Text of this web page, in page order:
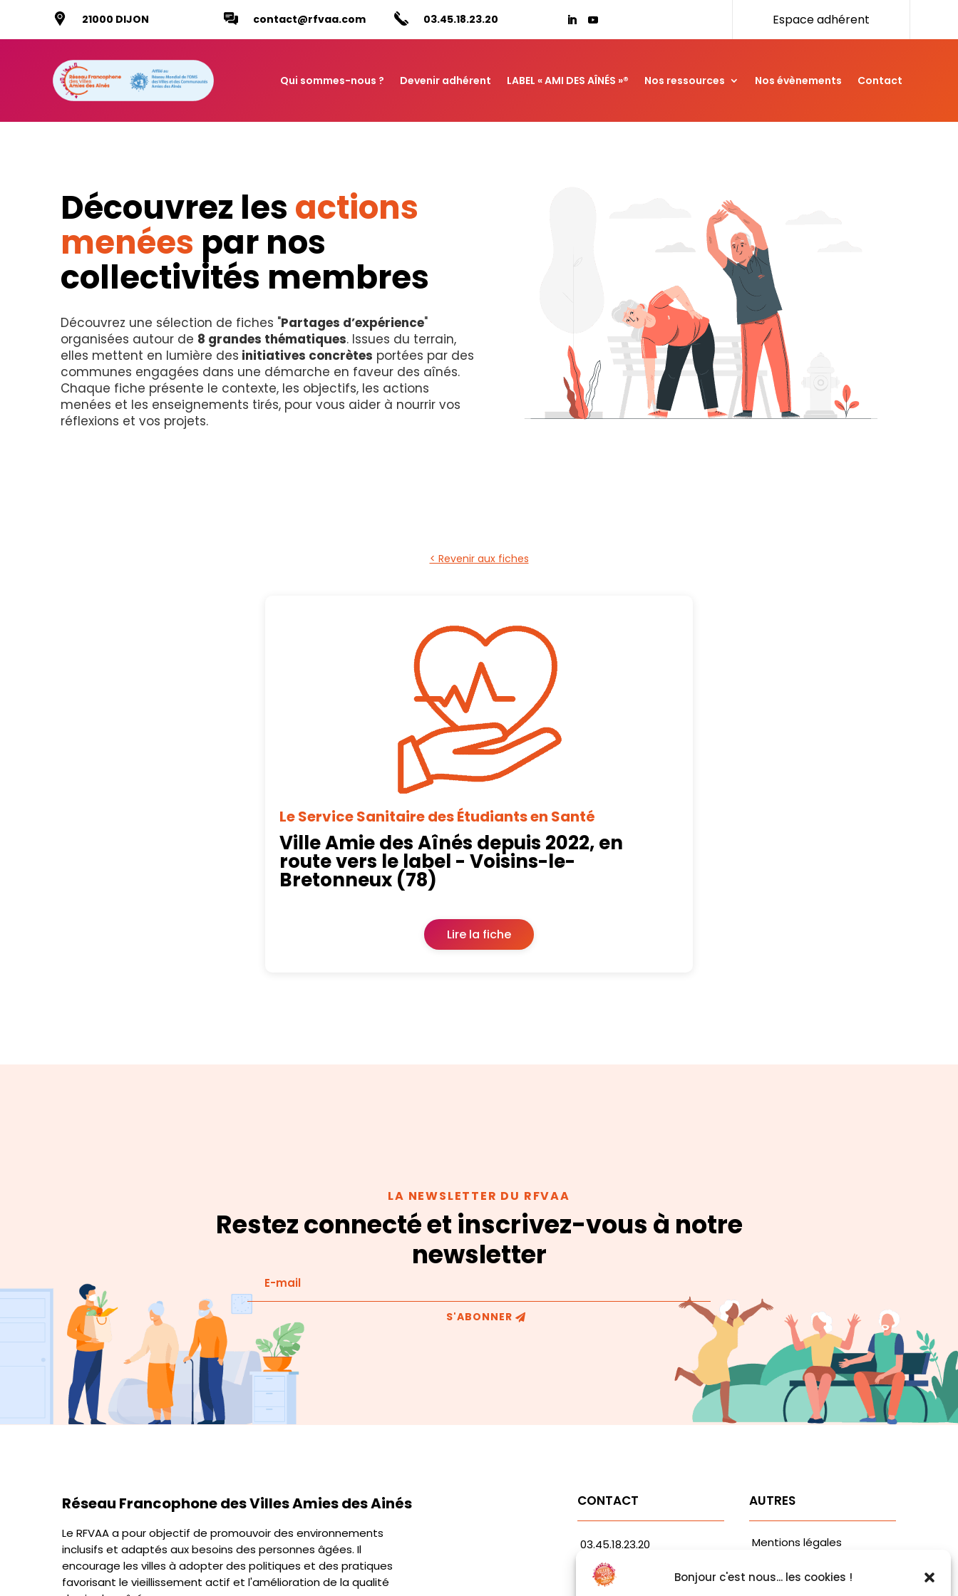
Bonjour c'est nous... les cookies !
21000 DIJON contact@rfvaa.com 03.45.18.23.20 Espace adhérent
Qui sommes-nous ? Devenir adhérent LABEL « AMI DES AÎNÉS »® Nos ressources Nos évènements Contact
Découvrez les actions
menées par nos
collectivités membres
Découvrez une sélection de fiches "Partages d’expérience"
organisées autour de 8 grandes thématiques. Issues du terrain,
elles mettent en lumière des initiatives concrètes portées par des
communes engagées dans une démarche en faveur des aînés.
Chaque fiche présente le contexte, les objectifs, les actions
menées et les enseignements tirés, pour vous aider à nourrir vos
réflexions et vos projets.
< Revenir aux fiches
Le Service Sanitaire des Étudiants en Santé
Ville Amie des Aînés depuis 2022, en
route vers le label - Voisins-le-
Bretonneux (78)
Lire la fiche
LA NEWSLETTER DU RFVAA
Restez connecté et inscrivez-vous à notre
newsletter
S'ABONNER
Réseau Francophone des Villes Amies des Ainés
Le RFVAA a pour objectif de promouvoir des environnements
inclusifs et adaptés aux besoins des personnes âgées. Il
encourage les villes à adopter des politiques et des pratiques
favorisant le vieillissement actif et l'amélioration de la qualité
CONTACT
03.45.18.23.20
contact@rfvaa.com
1 Avenue Garibaldi
AUTRES
Mentions légales
confidentialité